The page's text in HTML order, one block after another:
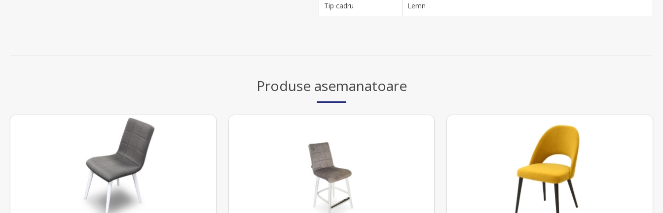
Tip cadru Lemn
Produse asemanatoare